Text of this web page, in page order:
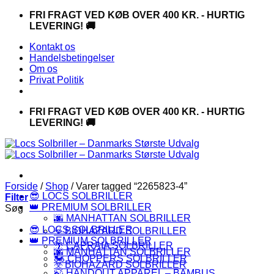
FortsætFRI FRAGT VED KØB OVER 400 KR. - HURTIG
LEVERING! 🚚
Kontakt os
Handelsbetingelser
Om os
Privat Politik
FRI FRAGT VED KØB OVER 400 KR. - HURTIG
LEVERING! 🚚
😎 LOCS SOLBRILLER
👑 PREMIUM SOLBRILLER
🌆 MANHATTAN SOLBRILLER
☣️ BIOHAZARD SOLBRILLER
🌴 CAPRAIA SOLBRILLER
🏍️ CHOPPERS SOLBRILLER
Forside / Shop /Varer tagged “2265823-4”
Filter
Søg
😎 LOCS SOLBRILLER
👑 PREMIUM SOLBRILLER
🌆 MANHATTAN SOLBRILLER
☣️ BIOHAZARD SOLBRILLER